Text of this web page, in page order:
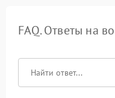
FAQ. Ответы на